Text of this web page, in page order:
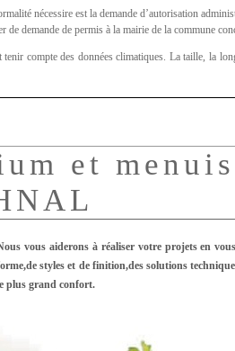
nécessire est la demande d’autorisation
demande de permis à la mairie de la commune
compte des données climatiques. La taille, la
et
vous aiderons à réaliser votre projets en
styles et de finition,des solutions
plus grand confort.